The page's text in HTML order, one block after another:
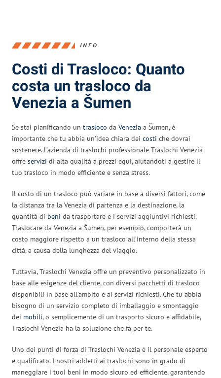
INFO
Costi di Trasloco: Quanto
costa un trasloco da
Venezia a Šumen
Se stai pianificando un trasloco da Venezia a Šumen, è
importante che tu abbia un’idea chiara dei costi che dovrai
sostenere. L’azienda di traslochi professionale Traslochi Venezia
offre servizi di alta qualità a prezzi equi, aiutandoti a gestire il
tuo trasloco in modo efficiente e senza stress.
Il costo di un trasloco può variare in base a diversi fattori, come
la distanza tra la Venezia di partenza e la destinazione, la
quantità di beni da trasportare e i servizi aggiuntivi richiesti.
Traslocare da Venezia a Šumen, per esempio, comporterà un
costo maggiore rispetto a un trasloco all’interno della stessa
città, a causa della lunghezza del viaggio.
Tuttavia, Traslochi Venezia offre un preventivo personalizzato in
base alle esigenze del cliente, con diversi pacchetti di trasloco
disponibili in base all’ambito e ai servizi richiesti. Che tu abbia
bisogno di un servizio completo di imballaggio e smontaggio
dei mobili, o semplicemente di un trasporto sicuro e affidabile,
Traslochi Venezia ha la soluzione che fa per te.
Uno dei punti di forza di Traslochi Venezia è il personale esperto
e qualificato. I nostri addetti ai traslochi sono in grado di
maneggiare i tuoi beni in modo sicuro ed efficiente, garantendo